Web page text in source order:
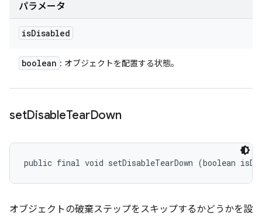
パラメータ
isDisabled
boolean : オブジェクトを配置する状態。
setDisableTearDown
public final void setDisableTearDown (boolean
オブジェクトの破棄ステップをスキップするかどうかを設